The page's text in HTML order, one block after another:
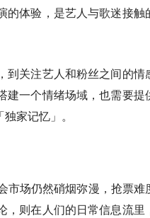
的体验，是艺人与歌迷接触
到关注艺人和粉丝之间的情
建一个情绪场域，也需要提
家记忆」。
市场仍然硝烟弥漫，抢票难
，则在人们的日常信息流里